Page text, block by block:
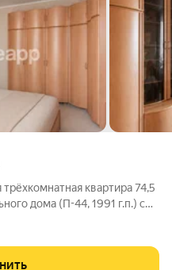
квартира 74,5
дома (П-44, 1991 г.п.) с
закатами. Квартира
в 300 метрах от метро